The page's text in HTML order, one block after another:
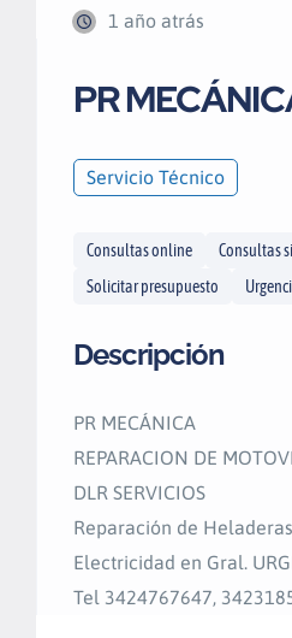
1 año atrás
PR
Servicio Técnico
Consultas online Consultas
Solicitar presupuesto
Descripción
PR MECÁNICA
REPARACION DE
DLR SERVICIOS
Reparación de
Electricidad en Gral.
Tel 3424767647,